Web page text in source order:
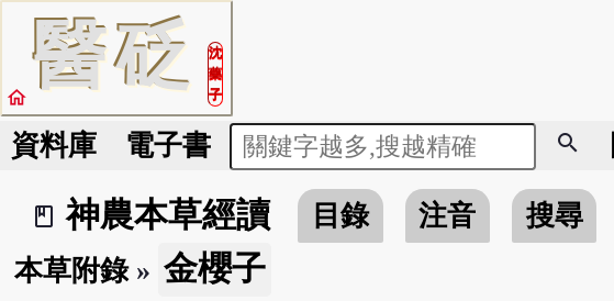
醫砭
沈
藥
子
home
資料庫 電子書 search
book_2
神農本草經讀 目錄 注音 搜尋
本草附錄» 金櫻子